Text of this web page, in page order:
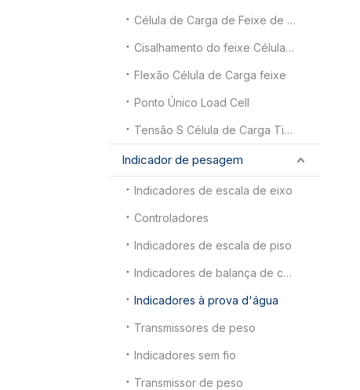
Célula de Carga de Feixe de Cisalhamento Duplo Final
Cisalhamento do feixe Célula de Carga
Flexão Célula de Carga feixe
Ponto Único Load Cell
Tensão S Célula de Carga Tipo
Indicador de pesagem
Indicadores de escala de eixo
Controladores
Indicadores de escala de piso
Indicadores de balança de caminhão
Indicadores à prova d'água
Transmissores de peso
Indicadores sem fio
Transmissor de peso